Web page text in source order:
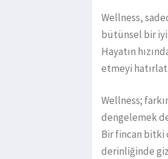
Wellness,
bütünsel bir
Hayatın
etmeyi
Wellness;
dengelemek
Bir fincan bitki
derinliğinde